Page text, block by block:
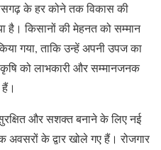
के हर कोने तक विकास की
है। किसानों की मेहनत को सम्मान
गया, ताकि उन्हें अपनी उपज का
को लाभकारी और सम्मानजनक
और सशक्त बनाने के लिए नई
अवसरों के द्वार खोले गए हैं। रोजगार